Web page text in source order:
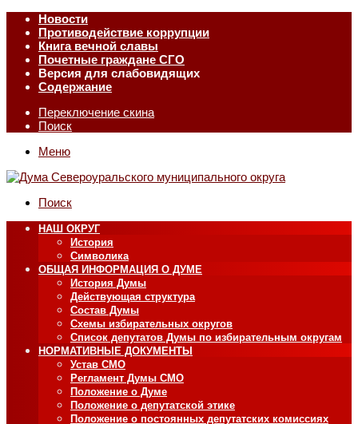
Новости
Противодействие коррупции
Книга вечной славы
Почетные граждане СГО
Версия для слабовидящих
Содержание
Переключение скина
Поиск
Меню
Поиск
НАШ ОКРУГ
История
Символика
ОБЩАЯ ИНФОРМАЦИЯ О ДУМЕ
История Думы
Действующая структура
Состав Думы
Схемы избирательных округов
Список депутатов Думы по избирательным округам
НОРМАТИВНЫЕ ДОКУМЕНТЫ
Устав СМО
Регламент Думы СМО
Положение о Думе
Положение о депутатской этике
Положение о постоянных депутатских комиссиях